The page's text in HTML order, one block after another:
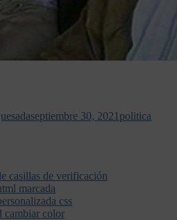
septiembre 30, 2021 politica
casillas de verificación
marcada
css
cambiar color